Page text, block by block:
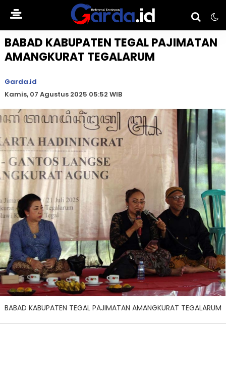
BABAD KABUPATEN TEGAL PAJIMATAN
AMANGKURAT TEGALARUM
Garda.id
Kamis, 07 Agustus 2025 05:52 WIB
BABAD KABUPATEN TEGAL PAJIMATAN AMANGKURAT TEGALARUM